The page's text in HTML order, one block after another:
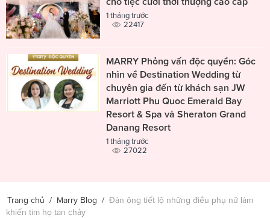
1 tháng trước
22417
MARRY Phỏng vấn độc quyền: Góc
nhìn về Destination Wedding từ
chuyên gia đến từ khách sạn JW
Marriott Phu Quoc Emerald Bay
Resort & Spa và Sheraton Grand
Danang Resort
1 tháng trước
27022
Trang chủ / Marry Blog / Đàn ông tiết lộ những điều phụ nữ làm
khiến tim họ tan chảy